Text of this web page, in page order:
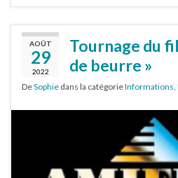
AOÛT
29
2022
Tournage du
de beurre »
DeSophie dans la catégorieInformations